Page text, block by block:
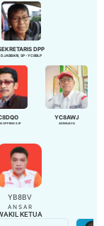
DPP
DJABBARI, SP - YC8BLP
OPPENG S.IP
YC8AWJ
ADIWIJAYA
YB8BV
A N S A R
KETUA